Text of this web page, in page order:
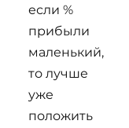
если %
прибыли
маленький,
то лучше
уже
положить